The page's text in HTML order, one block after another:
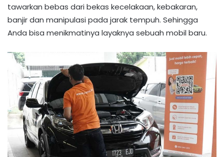
tawarkan bebas dari bekas kecelakaan, kebakaran,
banjir dan manipulasi pada jarak tempuh. Sehingga
Anda bisa menikmatinya layaknya sebuah mobil baru.